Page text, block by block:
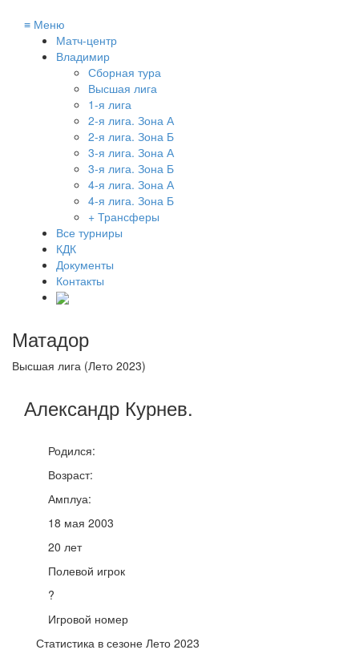
≡ Меню
Матч-центр
Владимир
Сборная тура
Высшая лига
1-я лига
2-я лига. Зона А
2-я лига. Зона Б
3-я лига. Зона А
3-я лига. Зона Б
4-я лига. Зона А
4-я лига. Зона Б
+ Трансферы
Все турниры
КДК
Документы
Контакты
Матадор
Высшая лига (Лето 2023)
Александр Курнев.
Родился:
Возраст:
Амплуа:
18 мая 2003
20 лет
Полевой игрок
?
Игровой номер
Статистика в сезоне Лето 2023